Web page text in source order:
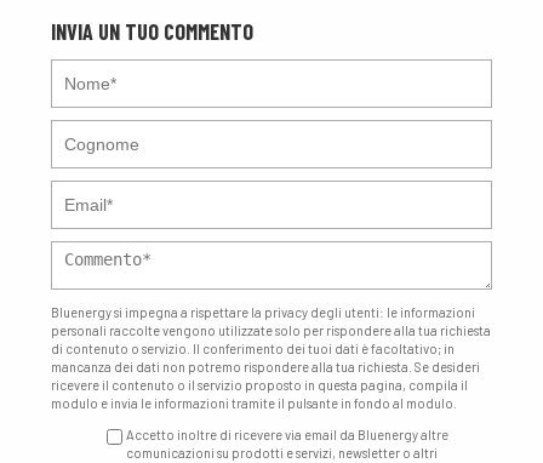
INVIA UN TUO COMMENTO
Bluenergy si impegna a rispettare la privacy degli utenti: le informazioni
personali raccolte vengono utilizzate solo per rispondere alla tua richiesta
di contenuto o servizio. Il conferimento dei tuoi dati è facoltativo; in
mancanza dei dati non potremo rispondere alla tua richiesta. Se desideri
ricevere il contenuto o il servizio proposto in questa pagina, compila il
modulo e invia le informazioni tramite il pulsante in fondo al modulo.
Accetto inoltre di ricevere via email da Bluenergy altre
comunicazioni su prodotti e servizi, newsletter o altri